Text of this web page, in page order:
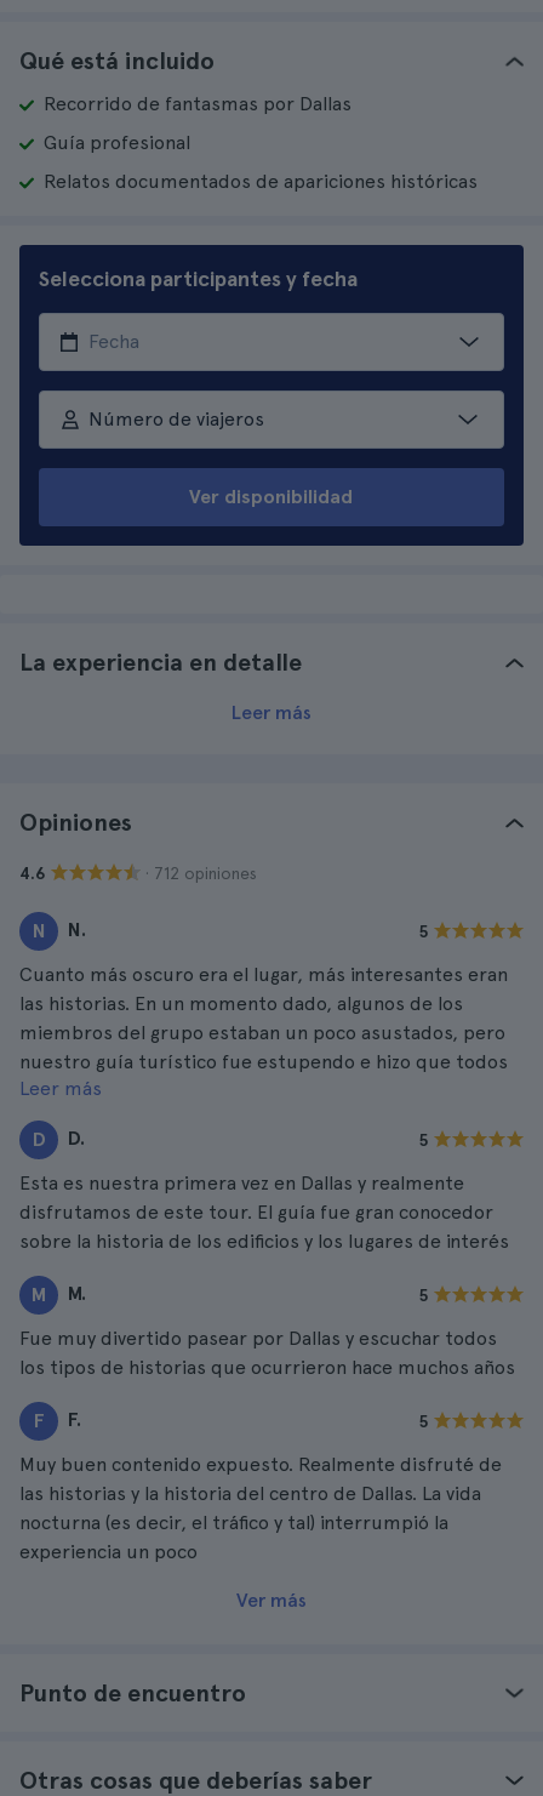
Qué está incluido
Recorrido de fantasmas por Dallas
Guía profesional
Relatos documentados de apariciones históricas
Selecciona participantes y fecha
Número de viajeros
Ver disponibilidad
La experiencia en detalle
Leer más
Opiniones
4.6 · 712 opiniones
N N. 5
Cuanto más oscuro era el lugar, más interesantes eran
las historias. En un momento dado, algunos de los
miembros del grupo estaban un poco asustados, pero
nuestro guía turístico fue estupendo e hizo que todos
se sintieran seguros y bien informados sobre las
muertes que ocurrieron en los alrededores de Dallas
Leer más
D D. 5
Esta es nuestra primera vez en Dallas y realmente
disfrutamos de este tour. El guía fue gran conocedor
sobre la historia de los edificios y los lugares de interés
M M. 5
Fue muy divertido pasear por Dallas y escuchar todos
los tipos de historias que ocurrieron hace muchos años
F F. 5
Muy buen contenido expuesto. Realmente disfruté de
las historias y la historia del centro de Dallas. La vida
nocturna (es decir, el tráfico y tal) interrumpió la
experiencia un poco
Ver más
Punto de encuentro
Otras cosas que deberías saber